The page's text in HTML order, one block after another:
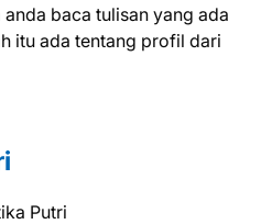
baca tulisan yang ada
itu ada tentang profil dari
Putri